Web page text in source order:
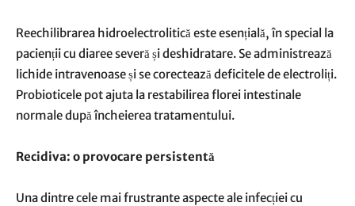
Reechilibrarea hidroelectrolitică este esențială, în special la
pacienții cu diaree severă și deshidratare. Se administrează
lichide intravenoase și se corectează deficitele de electroliți.
Probioticele pot ajuta la restabilirea florei intestinale
normale după încheierea tratamentului.
Recidiva: o provocare persistentă
Una dintre cele mai frustrante aspecte ale infecției cu